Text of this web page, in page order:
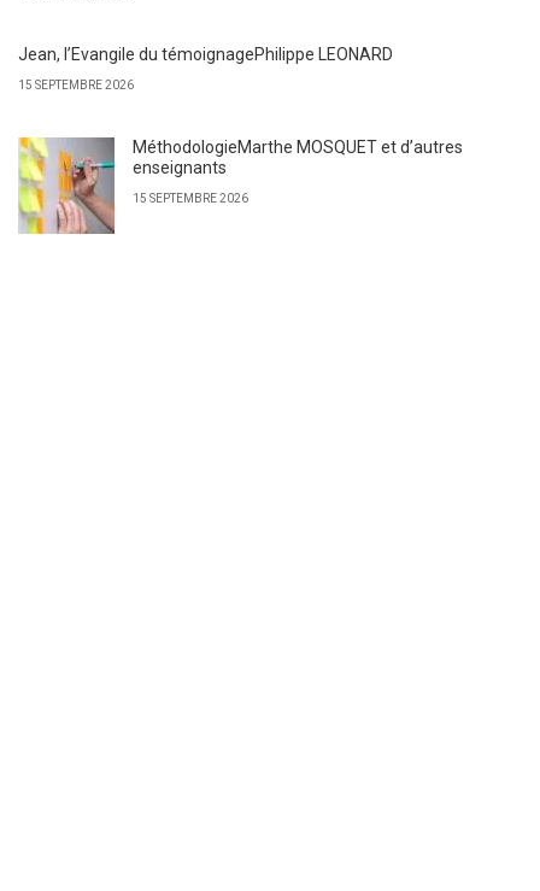
Jean, l’Evangile du témoignagePhilippe LEONARD
15 SEPTEMBRE 2026
MéthodologieMarthe MOSQUET et d’autres
enseignants
15 SEPTEMBRE 2026